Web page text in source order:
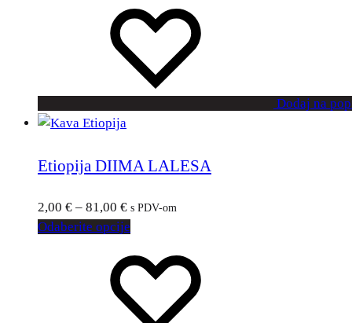
Dodaj na
Etiopija DIIMA LALESA
2,00 € – 81,00 € s PDV-om
Odaberite opcije